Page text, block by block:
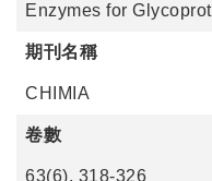
Enzymes for
期刊名稱
CHIMIA
卷數
63(6), 318-326